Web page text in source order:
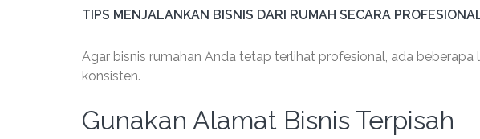
TIPS MENJALANKAN BISNIS DARI RUMAH SECARA
Agar bisnis rumahan Anda tetap terlihat profesional, ada
konsisten.
Gunakan Alamat Bisnis Terpisah